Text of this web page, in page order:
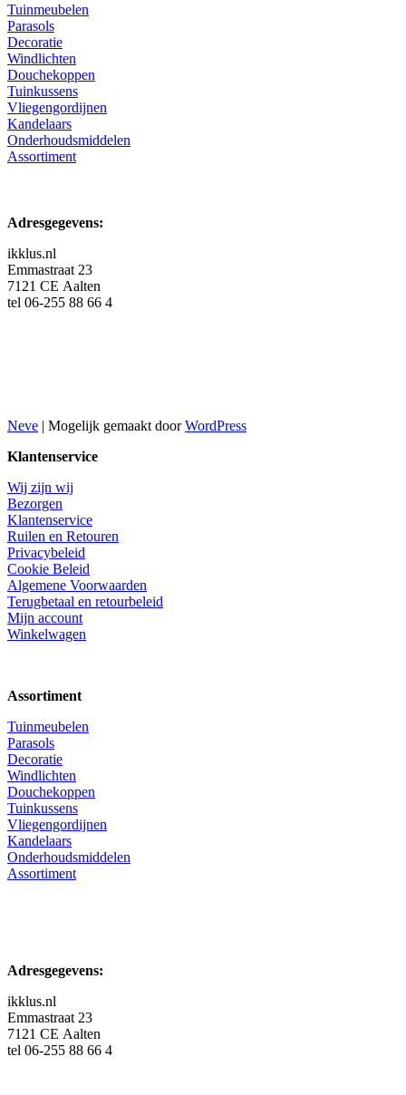
Tuinmeubelen
Parasols
Decoratie
Windlichten
Douchekoppen
Tuinkussens
Vliegengordijnen
Kandelaars
Onderhoudsmiddelen
Assortiment
Adresgegevens:
ikklus.nl
Emmastraat 23
7121 CE Aalten
tel 06-255 88 66 4
Neve | Mogelijk gemaakt doorWordPress
Klantenservice
Wij zijn wij
Bezorgen
Klantenservice
Ruilen en Retouren
Privacybeleid
Cookie Beleid
Algemene Voorwaarden
Terugbetaal en retourbeleid
Mijn account
Winkelwagen
Assortiment
Tuinmeubelen
Parasols
Decoratie
Windlichten
Douchekoppen
Tuinkussens
Vliegengordijnen
Kandelaars
Onderhoudsmiddelen
Assortiment
Adresgegevens:
ikklus.nl
Emmastraat 23
7121 CE Aalten
tel 06-255 88 66 4